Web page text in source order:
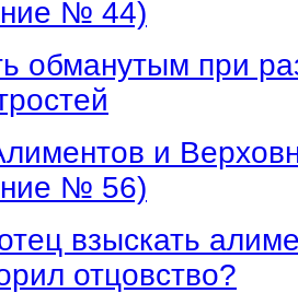
№ 44)
обманутым при
и
№ 56)
взыскать
отцовство?